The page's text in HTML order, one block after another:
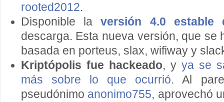
rooted2012.
Disponible laversión 4.0 estable
descarga. Esta nueva versión, que se
basada en porteus, slax, wifiway y
Kriptópolis fue hackeado, y ya se
más sobre lo que ocurrió. Al
pseudónimo anonimo755, aprovechó